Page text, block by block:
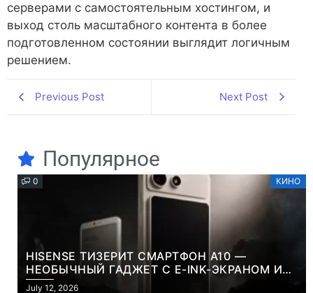
серверами с самостоятельным хостингом, и
выход столь масштабного контента в более
подготовленном состоянии выглядит логичным
решением.
Previous Post Next Post
Популярное
0 КИНО
HISENSE ТИЗЕРИТ СМАРТФОН A10 —
НЕОБЫЧНЫЙ ГАДЖЕТ С E-INK-ЭКРАНОМ И
СЪЕМНОЙ LCD-ПАНЕЛЬЮ ДЛЯ ЦВЕТНОГО
July 12, 2026